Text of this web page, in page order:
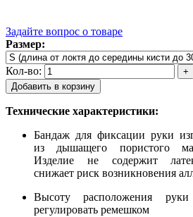
Задайте вопрос о товаре
Размер:
Кол-во:
Технические характеристики:
Бандаж для фиксации руки
из дышащего пористого
Изделие не содержит
снижает риск возникновения
Высоту расположения
регулировать ремешком